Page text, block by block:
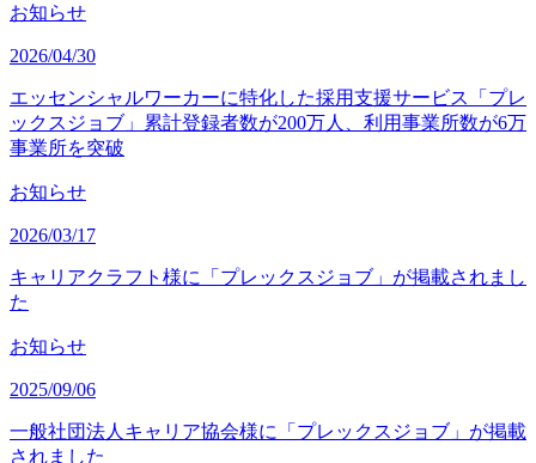
お知らせ
2026/04/30
エッセンシャルワーカーに特化した採用支援サービス「プレ
ックスジョブ」累計登録者数が200万人、利用事業所数が6万
事業所を突破
お知らせ
2026/03/17
キャリアクラフト様に「プレックスジョブ」が掲載されまし
た
お知らせ
2025/09/06
一般社団法人キャリア協会様に「プレックスジョブ」が掲載
されました